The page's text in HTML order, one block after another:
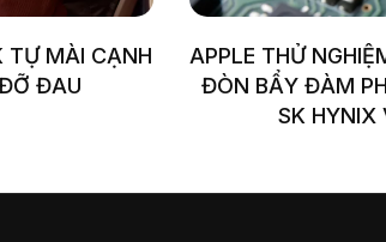
TỰ MÀI CẠNH
ĐAU
APPLE THỬ
ĐÒN BẨY ĐÀM
SK HYNIX